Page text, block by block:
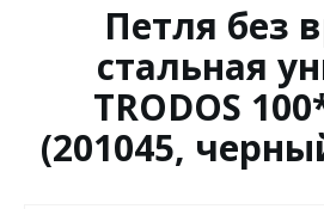
Петля без
стальная
TRODOS
(201045,